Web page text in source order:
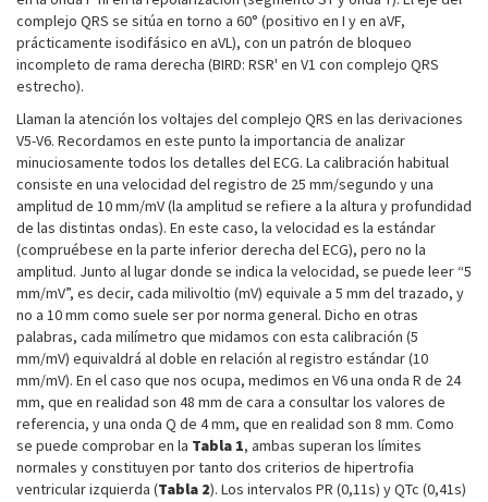
complejo QRS se sitúa en torno a 60° (positivo en I y en aVF,
prácticamente isodifásico en aVL), con un patrón de bloqueo
incompleto de rama derecha (BIRD: RSR' en V1 con complejo QRS
estrecho).
Llaman la atención los voltajes del complejo QRS en las derivaciones
V5-V6. Recordamos en este punto la importancia de analizar
minuciosamente todos los detalles del ECG. La calibración habitual
consiste en una velocidad del registro de 25 mm/segundo y una
amplitud de 10 mm/mV (la amplitud se refiere a la altura y profundidad
de las distintas ondas). En este caso, la velocidad es la estándar
(compruébese en la parte inferior derecha del ECG), pero no la
amplitud. Junto al lugar donde se indica la velocidad, se puede leer “5
mm/mV”, es decir, cada milivoltio (mV) equivale a 5 mm del trazado, y
no a 10 mm como suele ser por norma general. Dicho en otras
palabras, cada milímetro que midamos con esta calibración (5
mm/mV) equivaldrá al doble en relación al registro estándar (10
mm/mV). En el caso que nos ocupa, medimos en V6 una onda R de 24
mm, que en realidad son 48 mm de cara a consultar los valores de
referencia, y una onda Q de 4 mm, que en realidad son 8 mm. Como
se puede comprobar en la Tabla 1, ambas superan los límites
normales y constituyen por tanto dos criterios de hipertrofia
ventricular izquierda (Tabla 2). Los intervalos PR (0,11s) y QTc (0,41s)